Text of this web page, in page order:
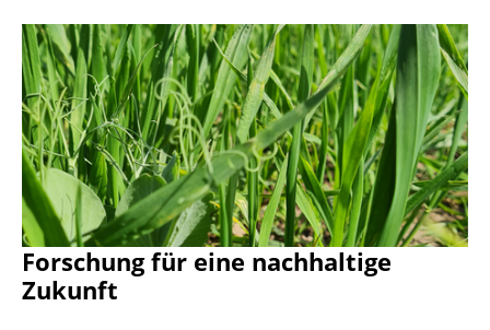
Forschung für eine nachhaltige
Zukunft